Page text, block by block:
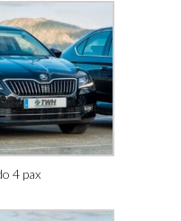
4 pax